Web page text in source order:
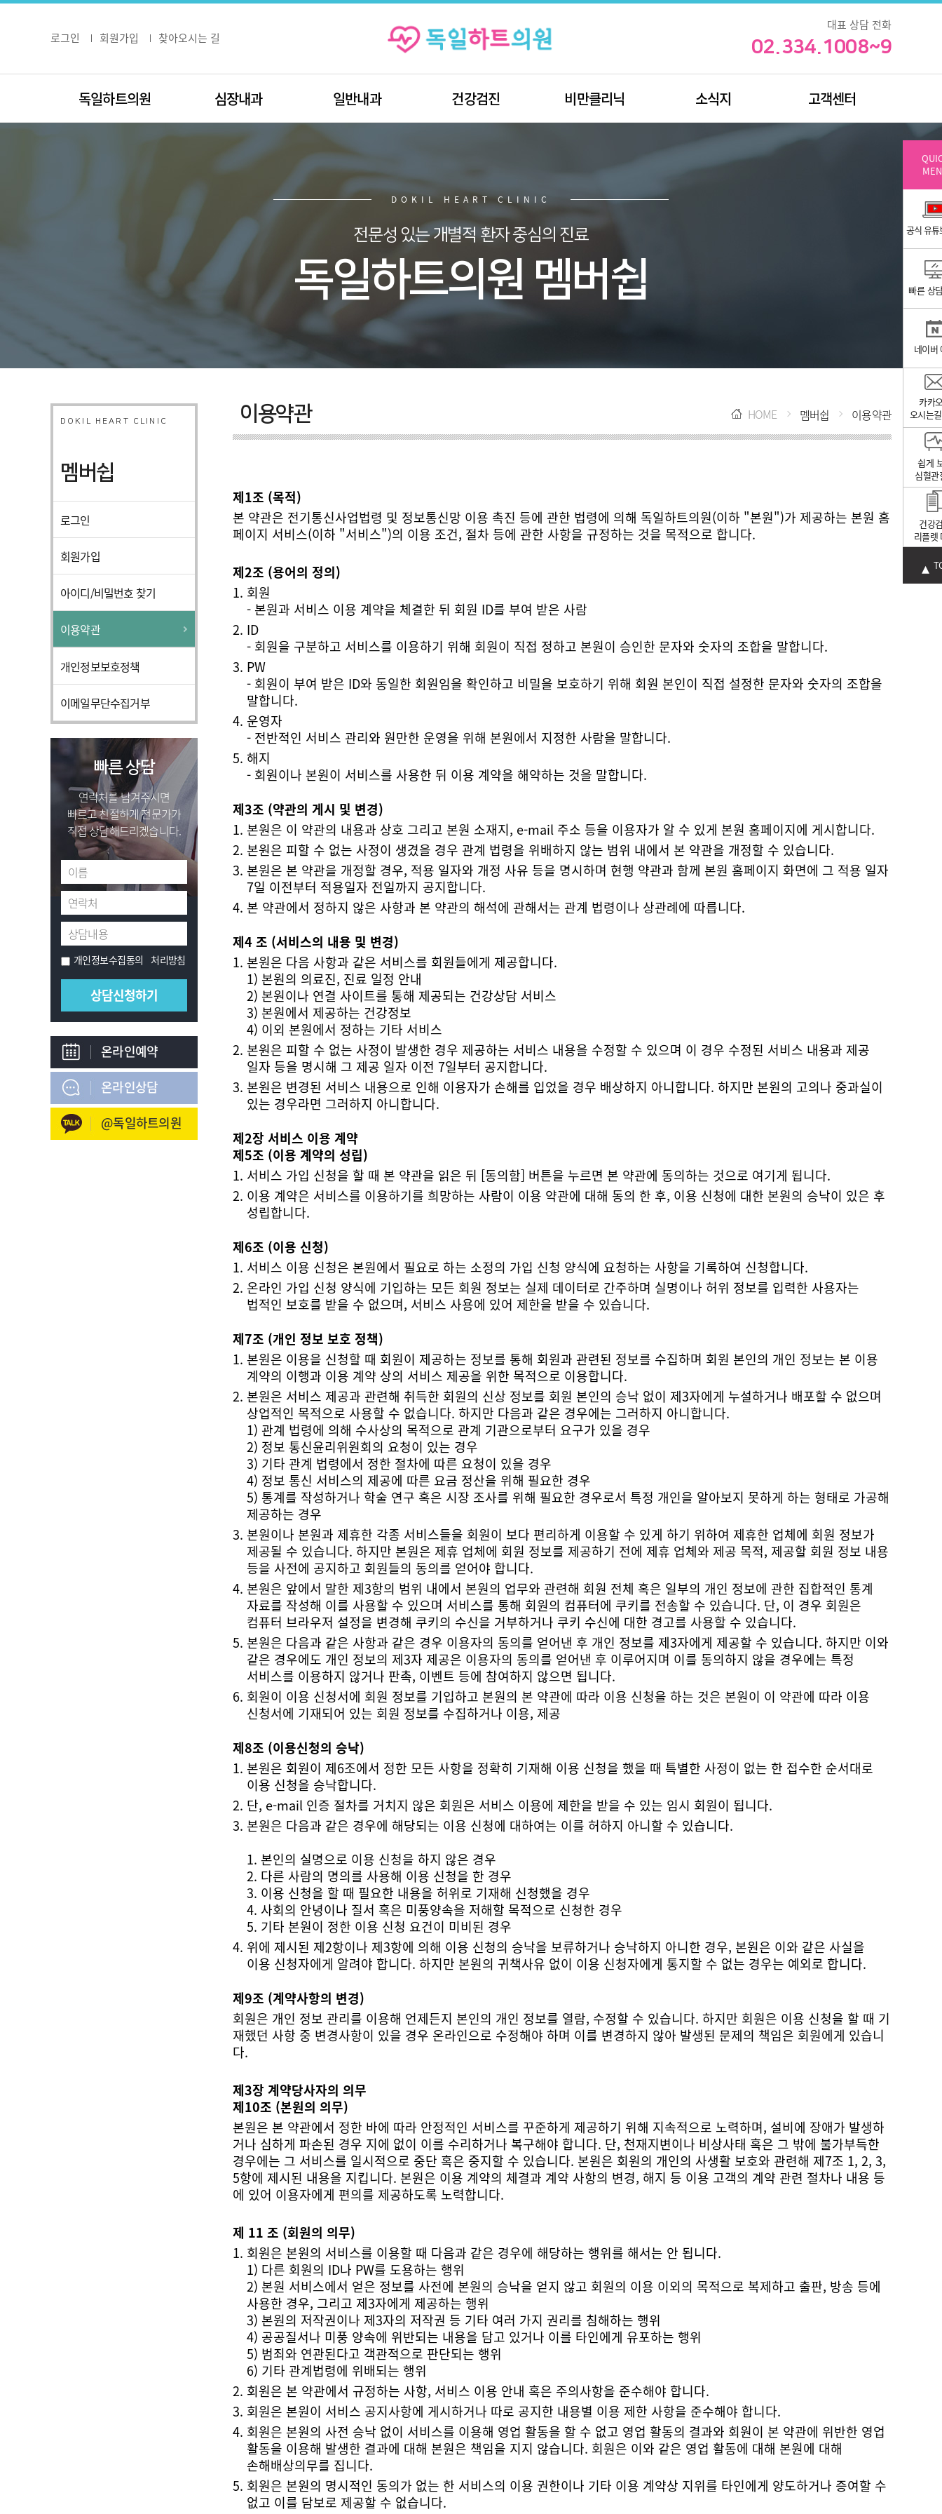
공식 유튜
빠른 상
네이버
카카
오시는
쉽게
심혈관
건강
리플렛
로그인 회원가입 찾아오시는 길
대표 상담 전화
02.334.1008~9
독일하트의원 심장내과 일반내과 건강검진 비만클리닉 소식지 고객센터
DOKIL HEART CLINIC
전문성 있는 개별적 환자 중심의 진료
독일하트의원 멤버쉽
DOKIL HEART CLINIC
멤버쉽
로그인
회원가입
아이디/비밀번호 찾기
이용약관
개인정보보호정책
이메일무단수집거부
빠른 상담
연락처를 남겨주시면
빠르고 친절하게 전문가가
직접 상담해드리겠습니다.
개인정보수집동의 처리방침
온라인예약
온라인상담
@독일하트의원
이용약관 HOME 멤버쉽 이용약관
제1조 (목적)
페이지 서비스(이하 "서비스")의 이용 조건, 절차 등에 관한 사항을 규정하는 것을 목적으로 합니다.
제2조 (용어의 정의)
회원
- 본원과 서비스 이용 계약을 체결한 뒤 회원 ID를 부여 받은 사람
ID
- 회원을 구분하고 서비스를 이용하기 위해 회원이 직접 정하고 본원이 승인한 문자와 숫자의 조합을 말합니다.
PW
말합니다.
운영자
- 전반적인 서비스 관리와 원만한 운영을 위해 본원에서 지정한 사람을 말합니다.
해지
- 회원이나 본원이 서비스를 사용한 뒤 이용 계약을 해약하는 것을 말합니다.
제3조 (약관의 게시 및 변경)
본원은 이 약관의 내용과 상호 그리고 본원 소재지, e-mail 주소 등을 이용자가 알 수 있게 본원 홈페이지에 게시합니다.
본원은 피할 수 없는 사정이 생겼을 경우 관계 법령을 위배하지 않는 범위 내에서 본 약관을 개정할 수 있습니다.
7일 이전부터 적용일자 전일까지 공지합니다.
본 약관에서 정하지 않은 사항과 본 약관의 해석에 관해서는 관계 법령이나 상관례에 따릅니다.
제4 조 (서비스의 내용 및 변경)
본원은 다음 사항과 같은 서비스를 회원들에게 제공합니다.
1) 본원의 의료진, 진료 일정 안내
2) 본원이나 연결 사이트를 통해 제공되는 건강상담 서비스
3) 본원에서 제공하는 건강정보
4) 이외 본원에서 정하는 기타 서비스
일자 등을 명시해 그 제공 일자 이전 7일부터 공지합니다.
있는 경우라면 그러하지 아니합니다.
제2장 서비스 이용 계약
제5조 (이용 계약의 성립)
서비스 가입 신청을 할 때 본 약관을 읽은 뒤 [동의함] 버튼을 누르면 본 약관에 동의하는 것으로 여기게 됩니다.
성립합니다.
제6조 (이용 신청)
서비스 이용 신청은 본원에서 필요로 하는 소정의 가입 신청 양식에 요청하는 사항을 기록하여 신청합니다.
법적인 보호를 받을 수 없으며, 서비스 사용에 있어 제한을 받을 수 있습니다.
제7조 (개인 정보 보호 정책)
계약의 이행과 이용 계약 상의 서비스 제공을 위한 목적으로 이용합니다.
상업적인 목적으로 사용할 수 없습니다. 하지만 다음과 같은 경우에는 그러하지 아니합니다.
1) 관계 법령에 의해 수사상의 목적으로 관계 기관으로부터 요구가 있을 경우
2) 정보 통신윤리위원회의 요청이 있는 경우
3) 기타 관계 법령에서 정한 절차에 따른 요청이 있을 경우
4) 정보 통신 서비스의 제공에 따른 요금 정산을 위해 필요한 경우
제공하는 경우
등을 사전에 공지하고 회원들의 동의를 얻어야 합니다.
컴퓨터 브라우저 설정을 변경해 쿠키의 수신을 거부하거나 쿠키 수신에 대한 경고를 사용할 수 있습니다.
서비스를 이용하지 않거나 판촉, 이벤트 등에 참여하지 않으면 됩니다.
신청서에 기재되어 있는 회원 정보를 수집하거나 이용, 제공
제8조 (이용신청의 승낙)
이용 신청을 승낙합니다.
단, e-mail 인증 절차를 거치지 않은 회원은 서비스 이용에 제한을 받을 수 있는 임시 회원이 됩니다.
본원은 다음과 같은 경우에 해당되는 이용 신청에 대하여는 이를 허하지 아니할 수 있습니다.
1. 본인의 실명으로 이용 신청을 하지 않은 경우
2. 다른 사람의 명의를 사용해 이용 신청을 한 경우
3. 이용 신청을 할 때 필요한 내용을 허위로 기재해 신청했을 경우
4. 사회의 안녕이나 질서 혹은 미풍양속을 저해할 목적으로 신청한 경우
5. 기타 본원이 정한 이용 신청 요건이 미비된 경우
이용 신청자에게 알려야 합니다. 하지만 본원의 귀책사유 없이 이용 신청자에게 통지할 수 없는 경우는 예외로 합니다.
제9조 (계약사항의 변경)
다.
제3장 계약당사자의 의무
제10조 (본원의 의무)
에 있어 이용자에게 편의를 제공하도록 노력합니다.
제 11 조 (회원의 의무)
회원은 본원의 서비스를 이용할 때 다음과 같은 경우에 해당하는 행위를 해서는 안 됩니다.
1) 다른 회원의 ID나 PW를 도용하는 행위
사용한 경우, 그리고 제3자에게 제공하는 행위
3) 본원의 저작권이나 제3자의 저작권 등 기타 여러 가지 권리를 침해하는 행위
4) 공공질서나 미풍 양속에 위반되는 내용을 담고 있거나 이를 타인에게 유포하는 행위
5) 범죄와 연관된다고 객관적으로 판단되는 행위
6) 기타 관계법령에 위배되는 행위
회원은 본 약관에서 규정하는 사항, 서비스 이용 안내 혹은 주의사항을 준수해야 합니다.
회원은 본원이 서비스 공지사항에 게시하거나 따로 공지한 내용별 이용 제한 사항을 준수해야 합니다.
손해배상의무를 집니다.
없고 이를 담보로 제공할 수 없습니다.